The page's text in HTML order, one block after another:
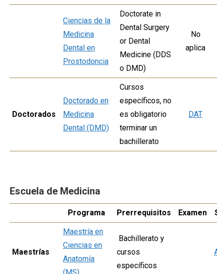
Ciencias de la
Medicina
Dental en
Prostodoncia
Doctorate in
Dental Surgery
or Dental
Medicine (DDS
o DMD)
No
aplica
Doctorados
Doctorado en
Medicina
Dental (DMD)
Cursos
específicos, no
es obligatorio
terminar un
bachillerato
DAT
Escuela de Medicina
Programa Prerrequisitos Examen
Maestrías
Maestría en
Ciencias en
Anatomía
Bachillerato y
cursos
específicos